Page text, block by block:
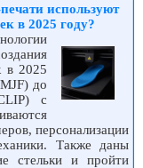
используют
в 2025 году?
в 2025
до
с
персонализации
Также даны
стельки и пройти